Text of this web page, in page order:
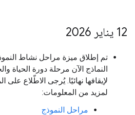
‫12 يناير 2026
تم إطلاق ميزة مراحل نشاط
النماذج الآن مرحلة دورة الحياة
لإيقافها نهائيًا. يُرجى الاطّلاع على
لمزيد من المعلومات:
مراحل النموذج